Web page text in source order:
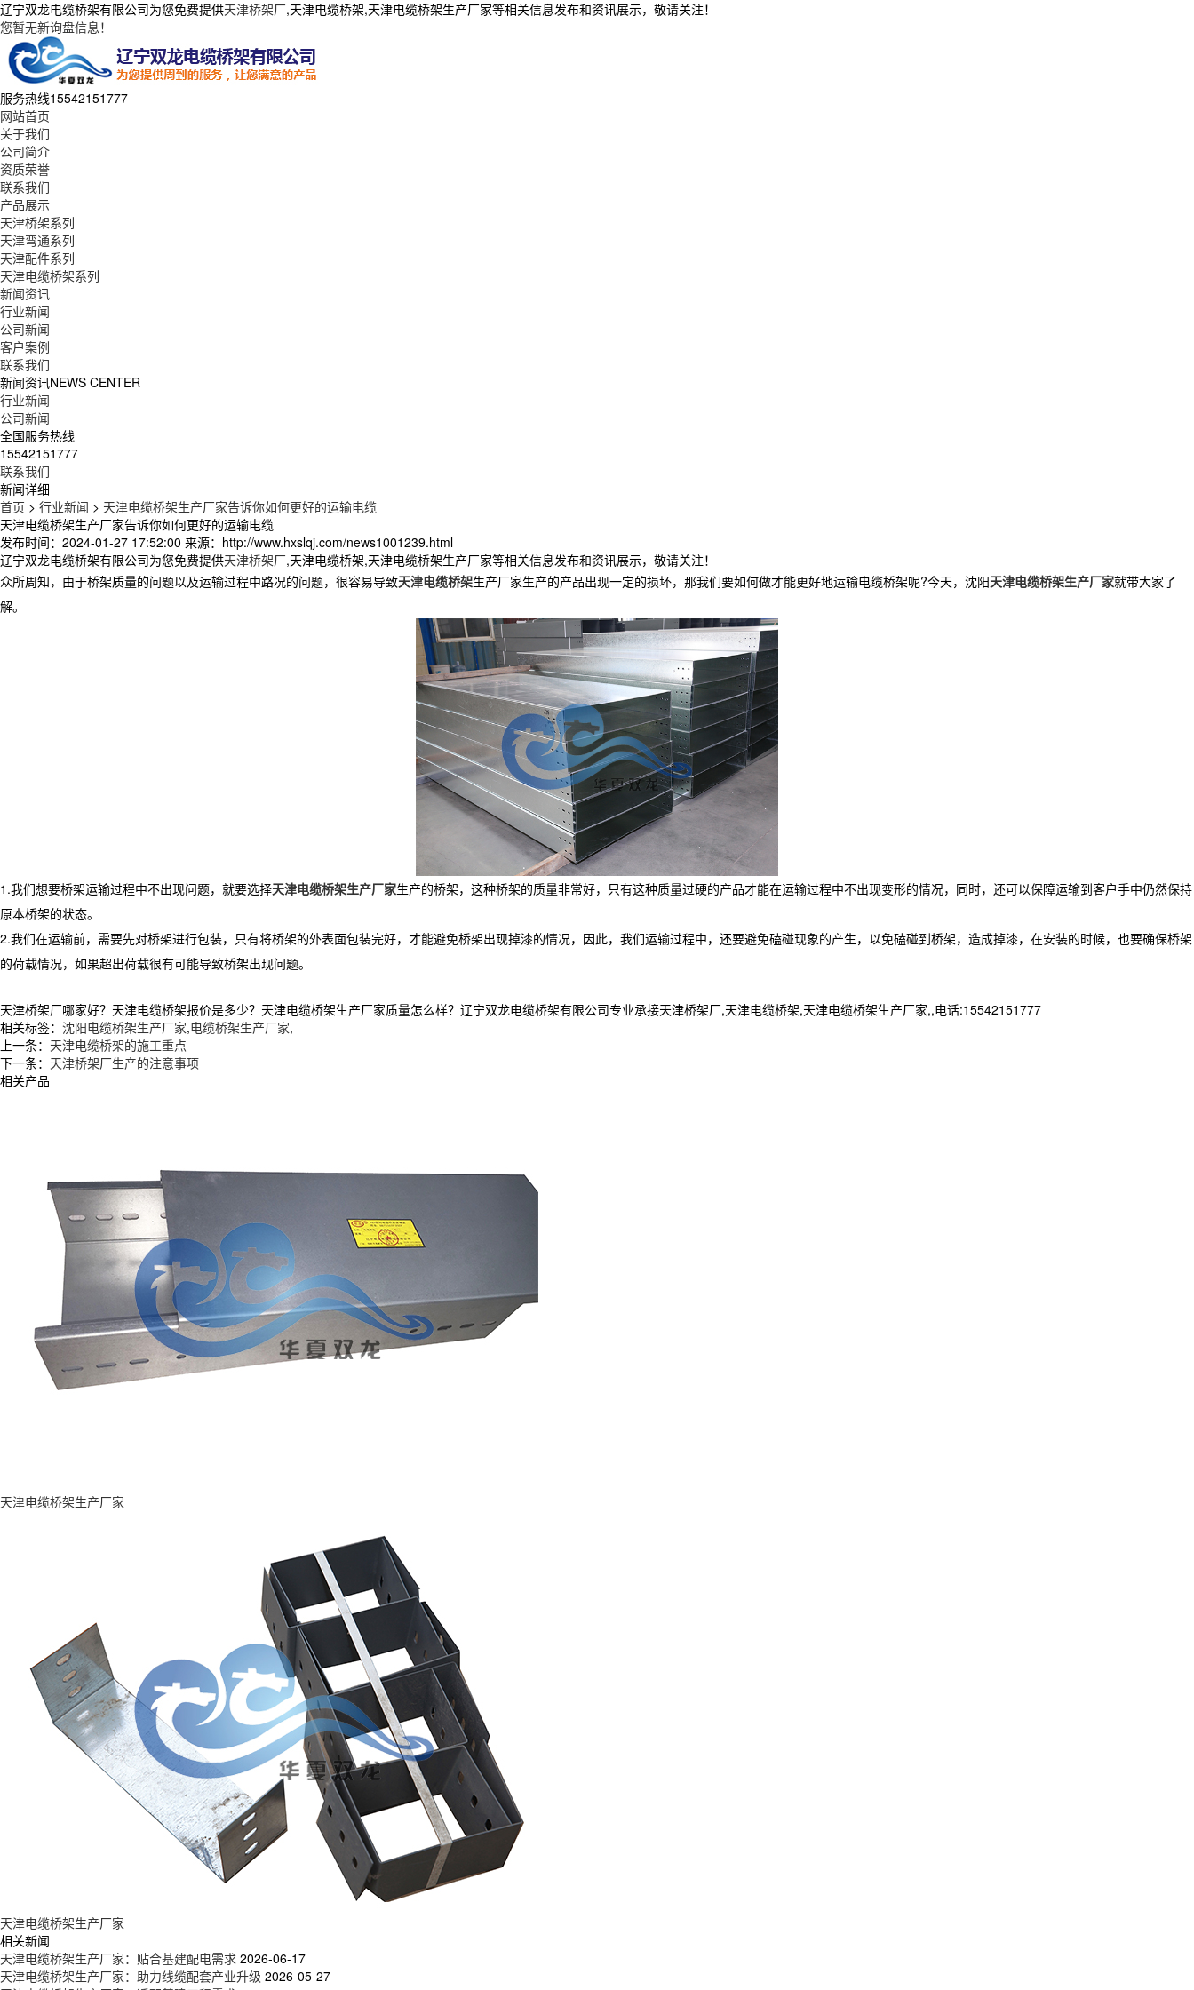
辽宁双龙电缆桥架有限公司为您免费提供天津桥架厂,天津电缆桥架,天津电缆桥架生产厂家等相关信息发布和资讯展示，敬请关注！
您暂无新询盘信息！
服务热线15542151777
网站首页
关于我们
公司简介
资质荣誉
联系我们
产品展示
天津桥架系列
天津弯通系列
天津配件系列
天津电缆桥架系列
新闻资讯
行业新闻
公司新闻
客户案例
联系我们
新闻资讯NEWS CENTER
行业新闻
公司新闻
全国服务热线
15542151777
联系我们
新闻详细
首页 > 行业新闻 > 天津电缆桥架生产厂家告诉你如何更好的运输电缆
天津电缆桥架生产厂家告诉你如何更好的运输电缆
发布时间：2024-01-27 17:52:00 来源：http://www.hxslqj.com/news1001239.html
辽宁双龙电缆桥架有限公司为您免费提供天津桥架厂,天津电缆桥架,天津电缆桥架生产厂家等相关信息发布和资讯展示，敬请关注！
众所周知，由于桥架质量的问题以及运输过程中路况的问题，很容易导致天津电缆桥架生产厂家生产的产品出现一定的损坏，那我们要如何做才能更好地运输电缆桥架呢?今天，沈阳天津电缆桥架生产厂家就带大家了
解。
1.我们想要桥架运输过程中不出现问题，就要选择天津电缆桥架生产厂家生产的桥架，这种桥架的质量非常好，只有这种质量过硬的产品才能在运输过程中不出现变形的情况，同时，还可以保障运输到客户手中仍然保持
原本桥架的状态。
2.我们在运输前，需要先对桥架进行包装，只有将桥架的外表面包装完好，才能避免桥架出现掉漆的情况，因此，我们运输过程中，还要避免磕碰现象的产生，以免磕碰到桥架，造成掉漆，在安装的时候，也要确保桥架
的荷载情况，如果超出荷载很有可能导致桥架出现问题。
天津桥架厂哪家好？天津电缆桥架报价是多少？天津电缆桥架生产厂家质量怎么样？辽宁双龙电缆桥架有限公司专业承接天津桥架厂,天津电缆桥架,天津电缆桥架生产厂家,,电话:15542151777
相关标签： 沈阳电缆桥架生产厂家,电缆桥架生产厂家,
上一条： 天津电缆桥架的施工重点
下一条： 天津桥架厂生产的注意事项
相关产品
天津电缆桥架生产厂家
天津电缆桥架生产厂家
相关新闻
天津电缆桥架生产厂家：贴合基建配电需求 2026-06-17
天津电缆桥架生产厂家：助力线缆配套产业升级 2026-05-27